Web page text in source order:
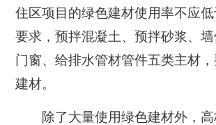
住区项目的绿色建材使用率不应低
要求，预拌混凝土、预拌砂浆、
门窗、给排水管材管件五类主材
建材。
除了大量使用绿色建材外，高